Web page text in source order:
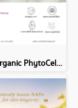
มากส์ใต้ตา - Organic PhytoCellTec Goji Under Eye mask